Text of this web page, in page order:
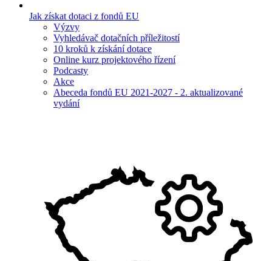
Jak získat dotaci z fondů EU
Výzvy
Vyhledávač dotačních příležitostí
10 kroků k získání dotace
Online kurz projektového řízení
Podcasty
Akce
Abeceda fondů EU 2021-2027 - 2. aktualizované
vydání